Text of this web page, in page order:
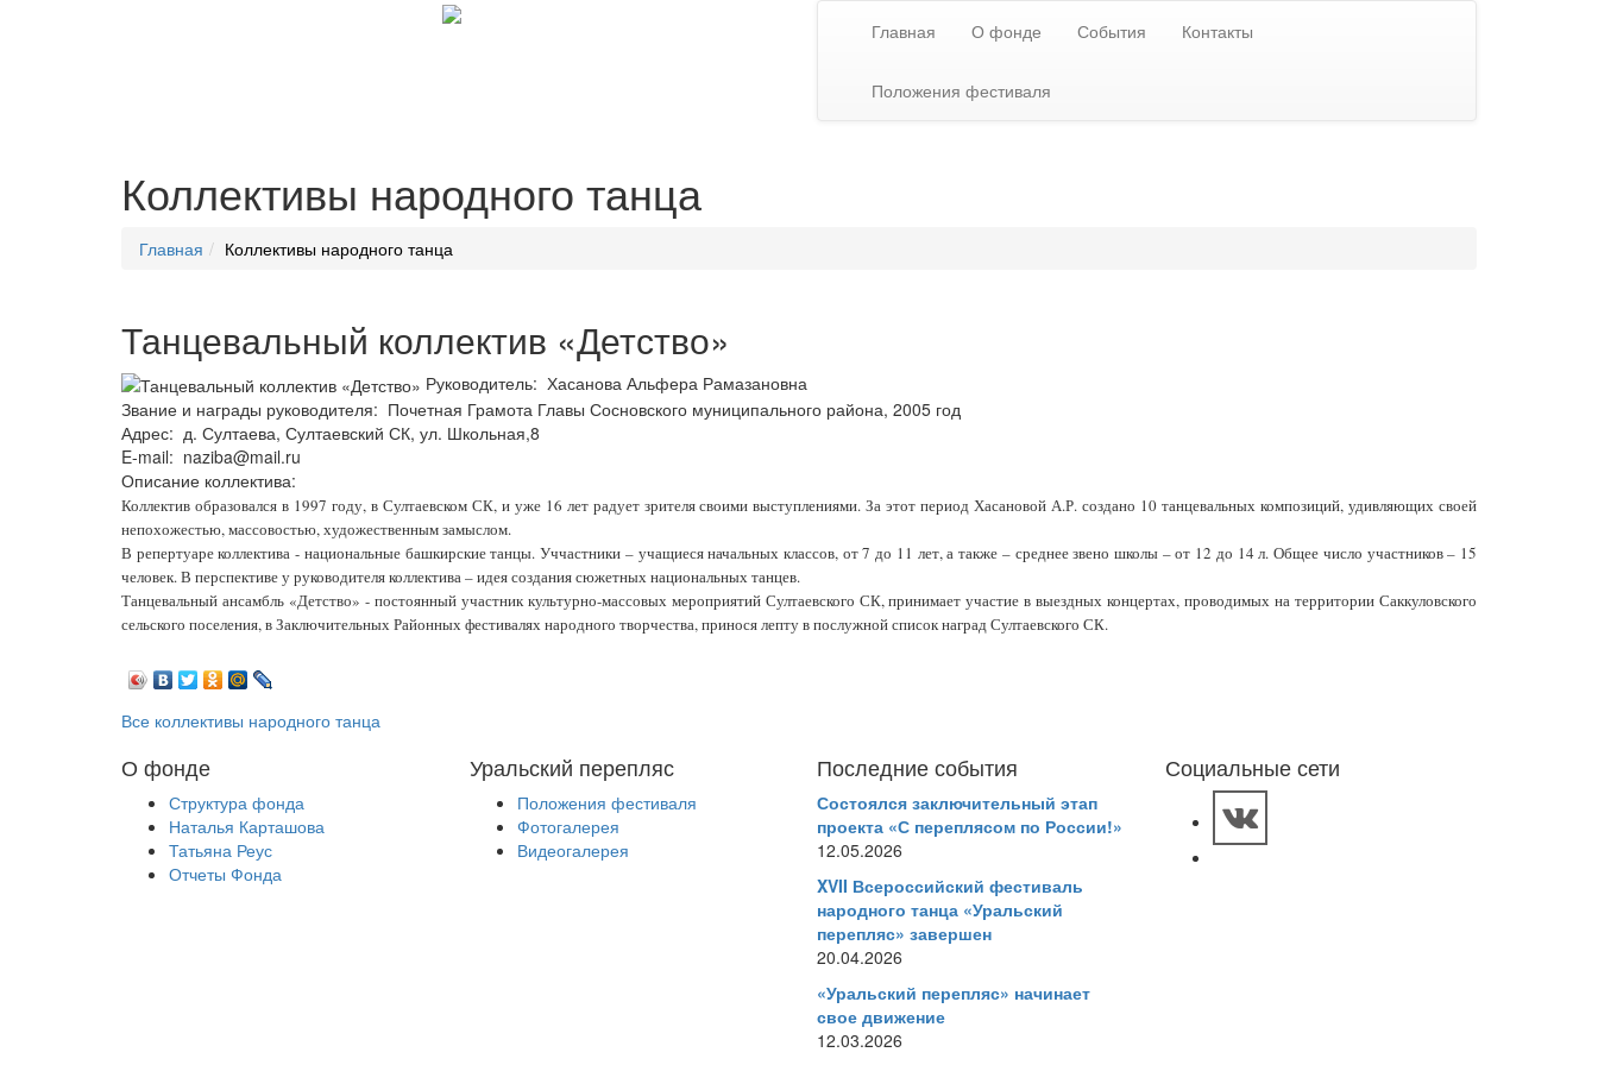
Главная О фонде События Контакты
Положения фестиваля
Коллективы народного танца
Главная Коллективы народного танца
Танцевальный коллектив «Детство»
Руководитель: Хасанова Альфера Рамазановна
Звание и награды руководителя: Почетная Грамота Главы Сосновского муниципального района, 2005 год
Адрес: д. Султаева, Султаевский СК, ул. Школьная,8
E-mail: naziba@mail.ru
Описание коллектива:
Коллектив образовался в 1997 году, в Султаевском СК, и уже 16 лет радует зрителя своими выступлениями. За этот период Хасановой А.Р. создано 10 танцевальных композиций, удивляющих своей
непохожестью, массовостью, художественным замыслом.
В репертуаре коллектива - национальные башкирские танцы. Уччастники – учащиеся начальных классов, от 7 до 11 лет, а также – среднее звено школы – от 12 до 14 л. Общее число участников – 15
человек. В перспективе у руководителя коллектива – идея создания сюжетных национальных танцев.
Танцевальный ансамбль «Детство» - постоянный участник культурно-массовых мероприятий Султаевского СК, принимает участие в выездных концертах, проводимых на территории Саккуловского
сельского поселения, в Заключительных Районных фестивалях народного творчества, принося лепту в послужной список наград Султаевского СК.
Все коллективы народного танца
О фонде
Структура фонда
Наталья Карташова
Татьяна Реус
Отчеты Фонда
Уральский перепляс
Положения фестиваля
Фотогалерея
Видеогалерея
Последние события
Состоялся заключительный этап
проекта «С переплясом по России!»
12.05.2026
XVII Всероссийский фестиваль
народного танца «Уральский
перепляс» завершен
20.04.2026
«Уральский перепляс» начинает
свое движение
12.03.2026
Социальные сети